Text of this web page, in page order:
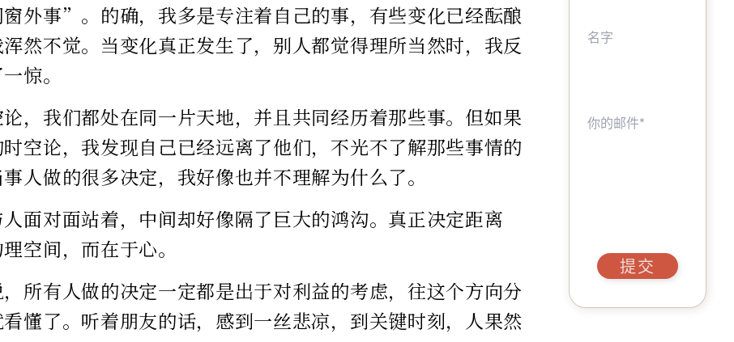
窗外事”。的确，我多是专注着自己的事，有些变化已经酝酿
然不觉。当变化真正发生了，别人都觉得理所当然时，我反
惊。
，我们都处在同一片天地，并且共同经历着那些事。但如果
空论，我发现自己已经远离了他们，不光不了解那些事情的
人做的很多决定，我好像也并不理解为什么了。
面对面站着，中间却好像隔了巨大的鸿沟。真正决定距离
空间，而在于心。
所有人做的决定一定都是出于对利益的考虑，往这个方向分
懂了。听着朋友的话，感到一丝悲凉，到关键时刻，人果然
提交